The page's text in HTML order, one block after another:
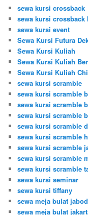
sewa kursi crossback
sewa kursi crossback
sewa kursi event
Sewa Kursi Futura
Sewa Kursi Kuliah
Sewa Kursi Kuliah
Sewa Kursi Kuliah
sewa kursi scramble
sewa kursi scramble
sewa kursi scramble
sewa kursi scramble
sewa kursi scramble
sewa kursi scramble
sewa kursi scramble
sewa kursi scramble
sewa kursi scramble
sewa kursi seminar
sewa kursi tiffany
sewa meja bulat
sewa meja bulat